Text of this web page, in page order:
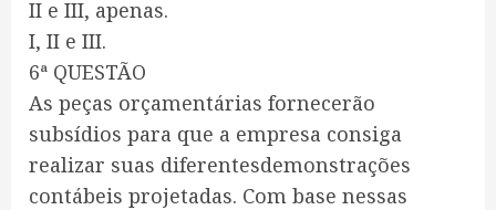
II e III, apenas.
I, II e III.
6ª QUESTÃO
As peças orçamentárias fornecerão
subsídios para que a empresa consiga
realizar suas diferentesdemonstrações
contábeis projetadas. Com base nessas